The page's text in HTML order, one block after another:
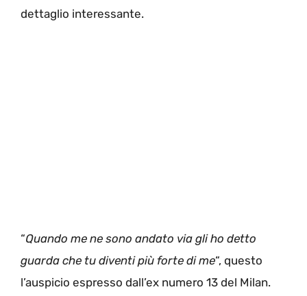
dettaglio interessante.
“Quando me ne sono andato via gli ho detto
guarda che tu diventi più forte di me“, questo
l’auspicio espresso dall’ex numero 13 del Milan.